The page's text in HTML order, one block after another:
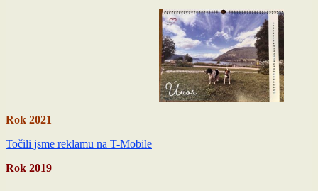
Rok 2021
Točili jsme reklamu na T-Mobile
Rok 2019